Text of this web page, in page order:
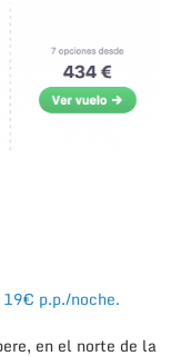
p.p./noche.
en el norte de la